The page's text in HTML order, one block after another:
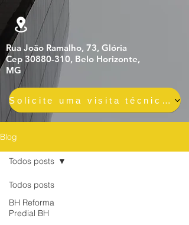
Rua João Ramalho, 73, Glória
Cep 30880-310, Belo Horizonte,
MG
Solicite uma visita técnica gratuita e sem compromisso
Blog
Todos posts
BH Reforma
Predial BH
Todos posts